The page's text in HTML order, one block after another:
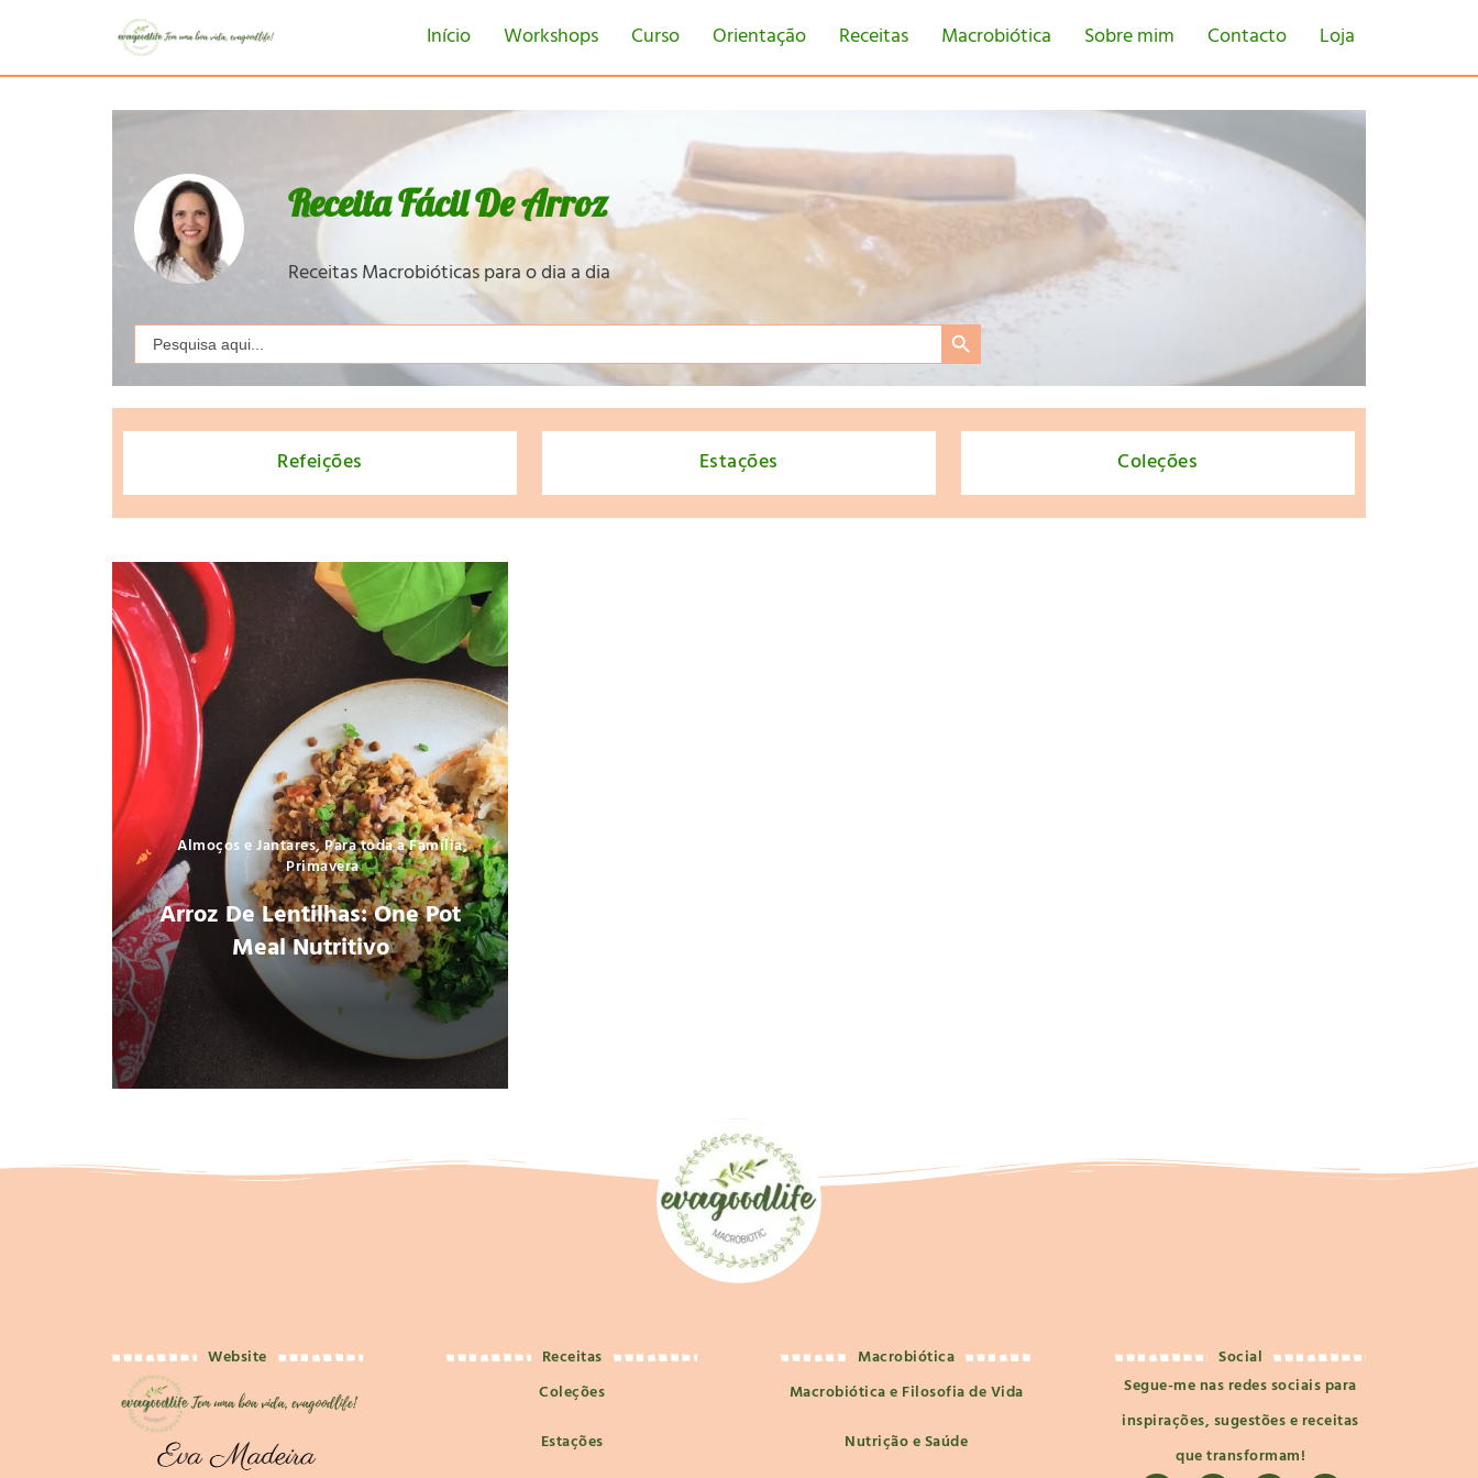
Início Workshops Curso Orientação Receitas Macrobiótica Sobre mim Contacto Loja
Receita Fácil De Arroz
Receitas Macrobióticas para o dia a dia
Search
for:
Search Button
Refeições Estações Coleções
Almoços e Jantares,Para toda a Família,
Primavera
Arroz De Lentilhas: One Pot
Meal Nutritivo
Website
Receitas
Coleções
Estações
Macrobiótica
Macrobiótica e Filosofia de Vida
Nutrição e Saúde
Social
Segue-me nas redes sociais para
inspirações, sugestões e receitas
que transformam!